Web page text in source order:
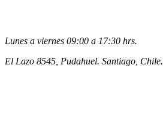
Lunes a viernes 09:00 a 17:30 hrs.
El Lazo 8545, Pudahuel. Santiago, Chile.